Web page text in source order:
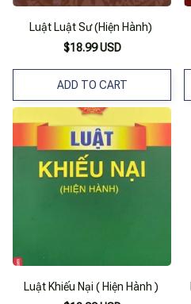
Luật Luật Sư (Hiện Hành)
$18.99 USD
ADD TO CART
Luật Khiếu Nại ( Hiện Hành )